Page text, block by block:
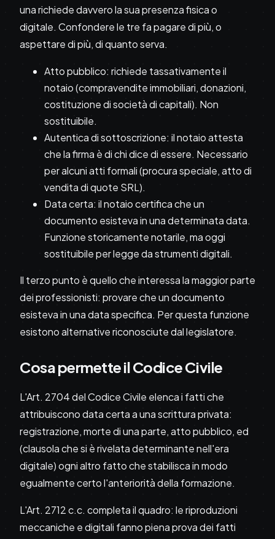
una richiede davvero la sua presenza fisica o
digitale. Confondere le tre fa pagare di più, o
aspettare di più, di quanto serva.
Atto pubblico: richiede tassativamente il
notaio (compravendite immobiliari, donazioni,
costituzione di società di capitali). Non
sostituibile.
Autentica di sottoscrizione: il notaio attesta
che la firma è di chi dice di essere. Necessario
per alcuni atti formali (procura speciale, atto di
vendita di quote SRL).
Data certa: il notaio certifica che un
documento esisteva in una determinata data.
Funzione storicamente notarile, ma oggi
sostituibile per legge da strumenti digitali.
Il terzo punto è quello che interessa la maggior parte
dei professionisti: provare che un documento
esisteva in una data specifica. Per questa funzione
esistono alternative riconosciute dal legislatore.
Cosa permette il Codice Civile
L'Art. 2704 del Codice Civile elenca i fatti che
attribuiscono data certa a una scrittura privata:
registrazione, morte di una parte, atto pubblico, ed
(clausola che si è rivelata determinante nell'era
digitale) ogni altro fatto che stabilisca in modo
egualmente certo l'anteriorità della formazione.
L'Art. 2712 c.c. completa il quadro: le riproduzioni
meccaniche e digitali fanno piena prova dei fatti